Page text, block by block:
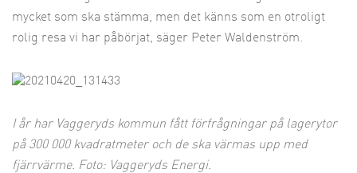
mycket som ska stämma, men det känns som en otroligt
rolig resa vi har påbörjat, säger Peter Waldenström.
I år har Vaggeryds kommun fått förfrågningar på lagerytor
på 300 000 kvadratmeter och de ska värmas upp med
fjärrvärme. Foto: Vaggeryds Energi.